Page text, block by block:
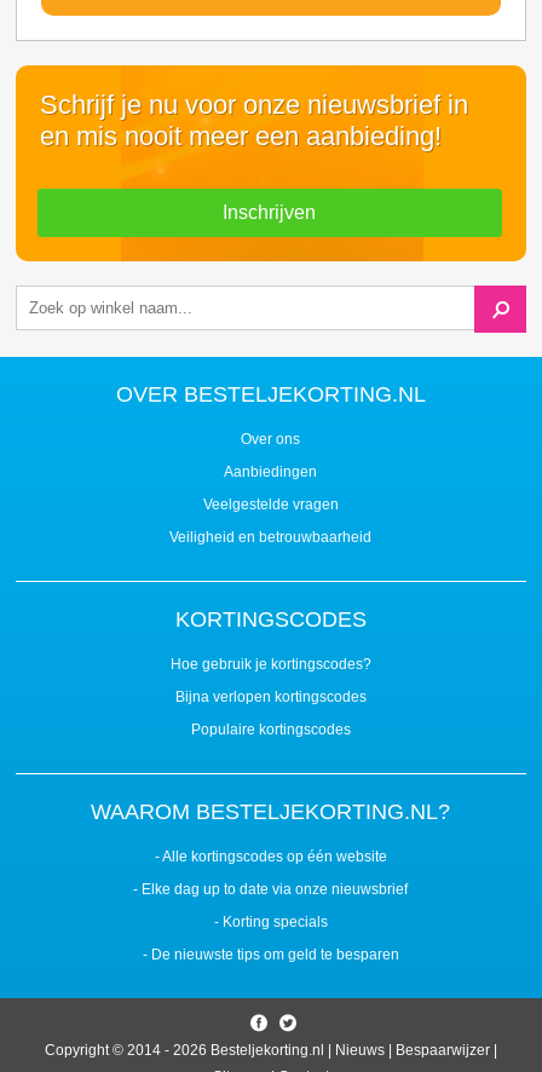
Schrijf je nu voor onze nieuwsbrief in
en mis nooit meer een aanbieding!
Inschrijven
OVER BESTELJEKORTING.NL
Over ons
Aanbiedingen
Veelgestelde vragen
Veiligheid en betrouwbaarheid
KORTINGSCODES
Hoe gebruik je kortingscodes?
Bijna verlopen kortingscodes
Populaire kortingscodes
WAAROM BESTELJEKORTING.NL?
- Alle kortingscodes op één website
- Elke dag up to date via onze nieuwsbrief
- Korting specials
- De nieuwste tips om geld te besparen
Copyright © 2014 - 2026 Besteljekorting.nl | Nieuws| Bespaarwijzer|